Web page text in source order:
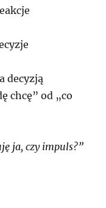
decyzją
chcę” od „co
ja, czy impuls?”